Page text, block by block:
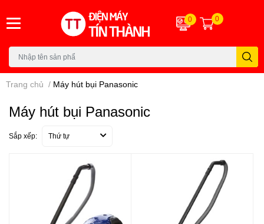
0 0
Trang chủ / Máy hút bụi Panasonic
Máy hút bụi Panasonic
Sắp xếp: Thứ tự